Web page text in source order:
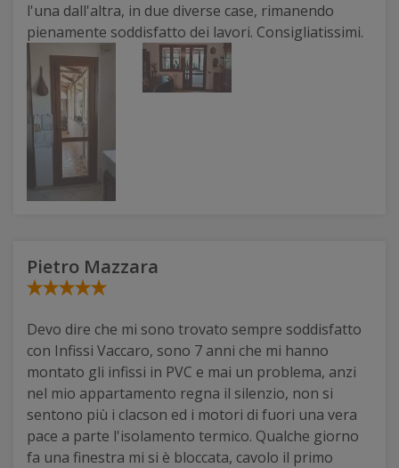
l'una dall'altra, in due diverse case, rimanendo
pienamente soddisfatto dei lavori. Consigliatissimi.
Pietro Mazzara
Devo dire che mi sono trovato sempre soddisfatto
con Infissi Vaccaro, sono 7 anni che mi hanno
montato gli infissi in PVC e mai un problema, anzi
nel mio appartamento regna il silenzio, non si
sentono più i clacson ed i motori di fuori una vera
pace a parte l'isolamento termico. Qualche giorno
fa una finestra mi si è bloccata, cavolo il primo